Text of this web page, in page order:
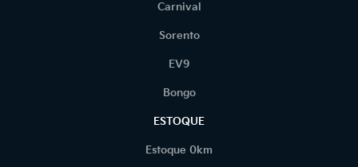
Carnival
Sorento
EV9
Bongo
ESTOQUE
Estoque 0km